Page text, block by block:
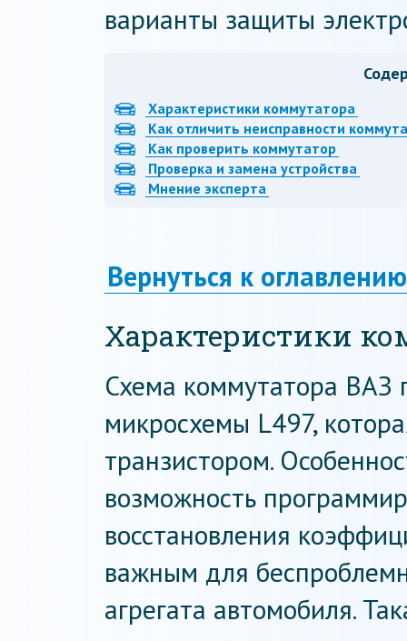
варианты защиты
Характеристики коммутатора
Как отличить неисправности
Как проверить коммутатор
Проверка и замена устройства
Мнение эксперта
Вернуться к оглавлению
Характеристики
Схема коммутатора ВАЗ
микросхемы L497,
транзистором.
возможность
восстановления
важным для
агрегата автомобиля.